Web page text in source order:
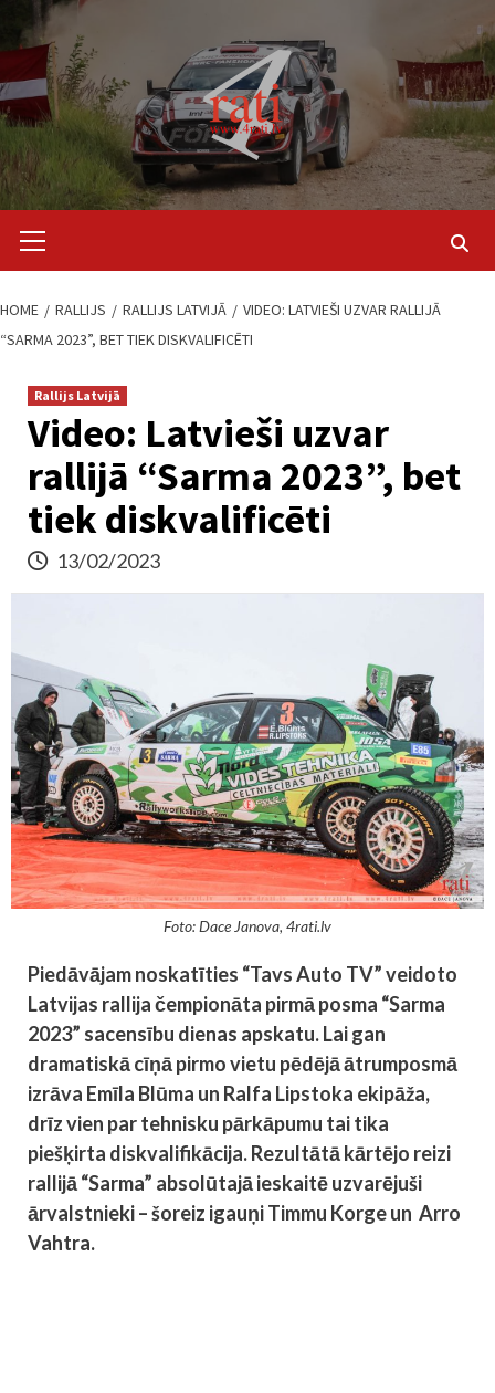
content
Menu
HOME RALLIJS RALLIJS LATVIJĀ
VIDEO: LATVIEŠI UZVAR RALLIJĀ
“SARMA 2023”, BET TIEK DISKVALIFICĒTI
Rallijs Latvijā
Video: Latvieši uzvar
rallijā “Sarma 2023”, bet
tiek diskvalificēti
13/02/2023
Foto: Dace Janova, 4rati.lv
Piedāvājam noskatīties “Tavs Auto TV” veidoto
Latvijas rallija čempionāta pirmā posma “Sarma
2023” sacensību dienas apskatu. Lai gan
dramatiskā cīņā pirmo vietu pēdējā ātrumposmā
izrāva Emīla Blūma un Ralfa Lipstoka ekipāža,
drīz vien par tehnisku pārkāpumu tai tika
piešķirta diskvalifikācija. Rezultātā kārtējo reizi
rallijā “Sarma” absolūtajā ieskaitē uzvarējuši
ārvalstnieki – šoreiz igauņi Timmu Korge un Arro
Vahtra.